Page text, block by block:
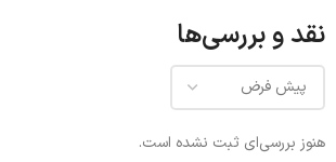
نقد و بررسی‌ها
هنوز بررسی‌ای ثبت نشده است.